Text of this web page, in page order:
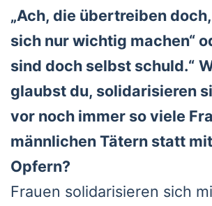
„Ach, die über­trei­ben
sich nur wich­tig machen“
sind doch selbst schuld.“
glaubst du, soli­da­ri­sie­ren
vor noch immer so vie­le
männ­li­chen Tätern statt
Opfern?
Frau­en soli­da­ri­sie­ren sich